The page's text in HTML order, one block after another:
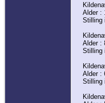
Alder :
Stilling
Alder :
Stilling
Alder :
Stilling